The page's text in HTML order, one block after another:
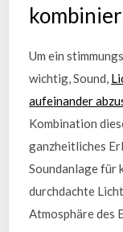
Um ein
wichtig, Sound,
aufeinander
Kombination
ganzheitliches
Soundanlage für
durchdachte
Atmosphäre des